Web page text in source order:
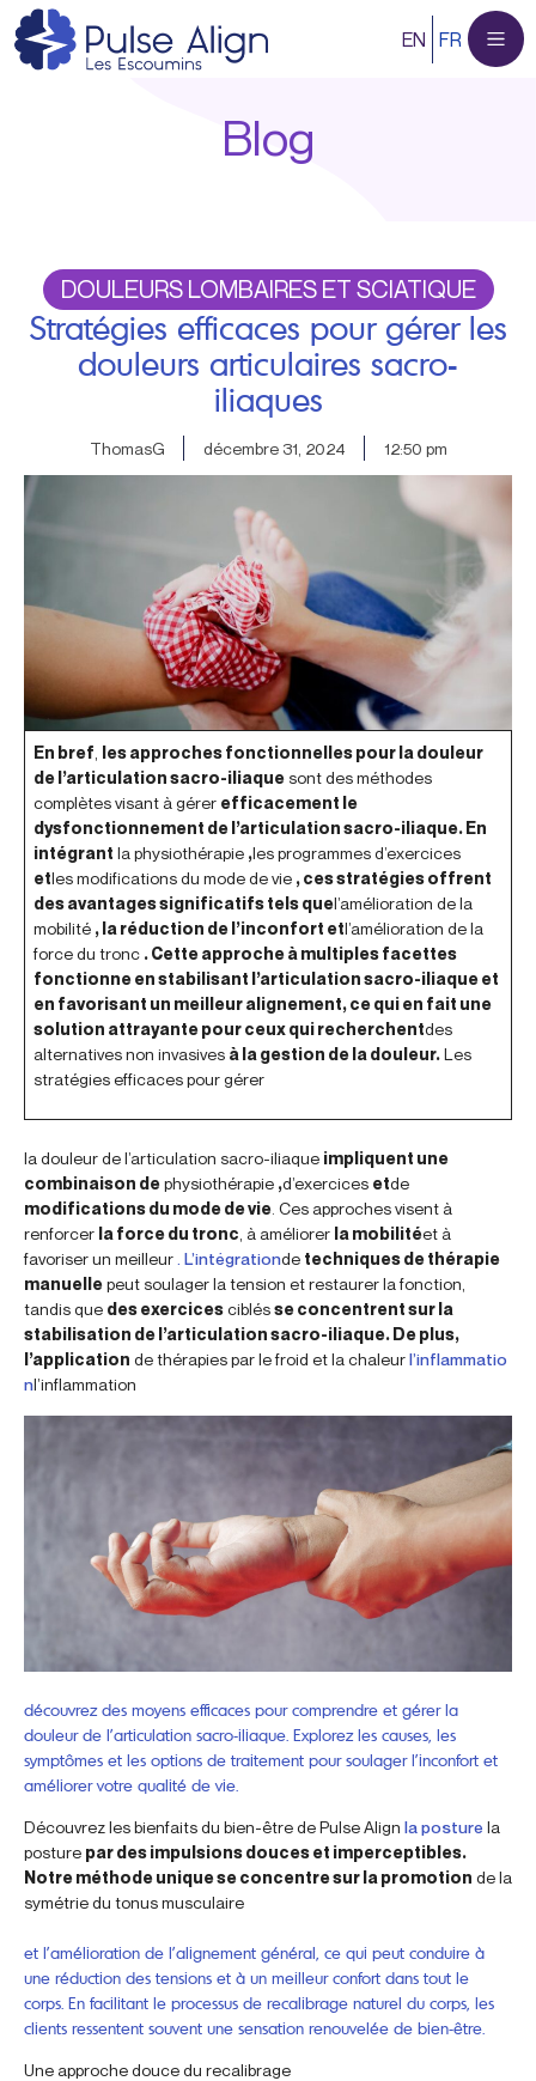
Aller
au
contenu
EN FR
Blog
DOULEURS LOMBAIRES ET SCIATIQUE
Stratégies efficaces pour gérer les
douleurs articulaires sacro-
iliaques
ThomasG décembre 31, 2024 12:50 pm
En bref les approches fonctionnelles pour la douleur
de l’articulation sacro-iliaque sont des méthodes
complètes visant à gérer efficacement le
dysfonctionnement de l’articulation sacro-iliaque. En
intégrant la physiothérapie ,les programmes d’exercices
etles modifications du mode de vie , ces stratégies offrent
des avantages significatifs tels quel’amélioration de la
mobilité , la réduction de l’inconfort etl’amélioration de la
force du tronc . Cette approche à multiples facettes
fonctionne en stabilisant l’articulation sacro-iliaque et
en favorisant un meilleur alignement, ce qui en fait une
solution attrayante pour ceux qui recherchentdes
alternatives non invasives à la gestion de la douleur.Les
stratégies efficaces pour gérer
la douleur de l’articulation sacro-iliaque impliquent une
combinaison dephysiothérapie ,d’exercices etde
modifications du mode de vie . Ces approches visent à
renforcer la force du tronc , à améliorer la mobilitéet à
favoriser un meilleur . L’intégrationde techniques de thérapie
manuellepeut soulager la tension et restaurer la fonction,
tandis que des exercicesciblésse concentrent sur la
stabilisation de l’articulation sacro-iliaque. De plus,
l’application de thérapies par le froid et la chaleurl’inflammatio
nl’inflammation
découvrez des moyens efficaces pour comprendre et gérer la
douleur de l’articulation sacro-iliaque. Explorez les causes, les
symptômes et les options de traitement pour soulager l’inconfort et
améliorer votre qualité de vie.
Découvrez les bienfaits du bien-être de Pulse Align la posture la
posture par des impulsions douces et imperceptibles.
Notre méthode unique se concentre sur la promotion de la
symétrie du tonus musculaire
et l’amélioration de l’alignement général, ce qui peut conduire à
une réduction des tensions et à un meilleur confort dans tout le
corps. En facilitant le processus de recalibrage naturel du corps, les
clients ressentent souvent une sensation renouvelée de bien-être.
Une approche douce du recalibrage